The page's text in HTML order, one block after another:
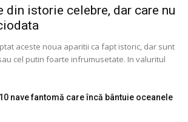
din istorie celebre, dar care nu
aceste noua aparitii ca fapt istoric, dar sunt
cel putin foarte infrumusetate. In valuritul
10 nave fantomă care încă bântuie oceanele